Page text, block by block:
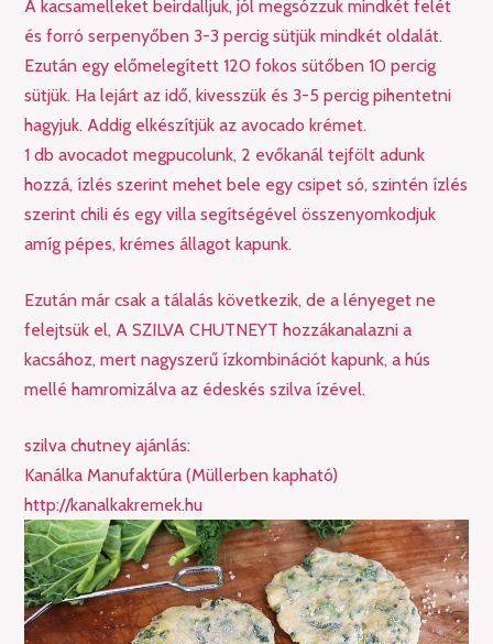
A kacsamelleket beirdalljuk, jól megsózzuk mindkét felét
és forró serpenyőben 3-3 percig sütjük mindkét oldalát.
Ezután egy előmelegített 120 fokos sütőben 10 percig
sütjük. Ha lejárt az idő, kivesszük és 3-5 percig pihentetni
hagyjuk. Addig elkészítjük az avocado krémet.
1 db avocadot megpucolunk, 2 evőkanál tejfölt adunk
hozzá, ízlés szerint mehet bele egy csipet só, szintén ízlés
szerint chili és egy villa segítségével összenyomkodjuk
amíg pépes, krémes állagot kapunk.
Ezután már csak a tálalás következik, de a lényeget ne
felejtsük el, A SZILVA CHUTNEYT hozzákanalazni a
kacsához, mert nagyszerű ízkombinációt kapunk, a hús
mellé hamromizálva az édeskés szilva ízével.
szilva chutney ajánlás:
Kanálka Manufaktúra (Müllerben kapható)
http://kanalkakremek.hu